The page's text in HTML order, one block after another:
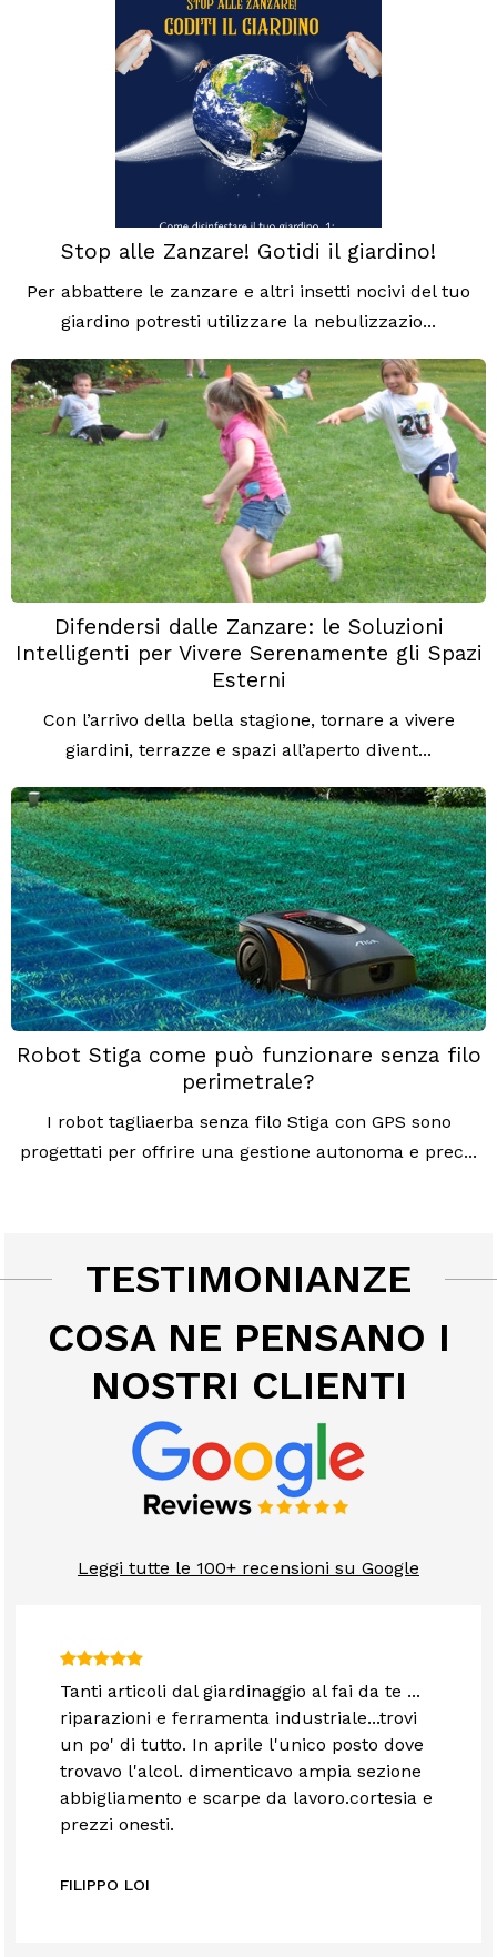
Stop alle Zanzare! Gotidi il giardino!
Per abbattere le zanzare e altri insetti nocivi del tuo
giardino potresti utilizzare la nebulizzazio...
Difendersi dalle Zanzare: le Soluzioni
Intelligenti per Vivere Serenamente gli Spazi
Esterni
Con l’arrivo della bella stagione, tornare a vivere
giardini, terrazze e spazi all’aperto divent...
Robot Stiga come può funzionare senza filo
perimetrale?
I robot tagliaerba senza filo Stiga con GPS sono
progettati per offrire una gestione autonoma e prec...
TESTIMONIANZE
COSA NE PENSANO I
NOSTRI CLIENTI
Leggi tutte le 100+ recensioni su Google
Tanti articoli dal giardinaggio al fai da te ...
riparazioni e ferramenta industriale...trovi
un po' di tutto. In aprile l'unico posto dove
trovavo l'alcol. dimenticavo ampia sezione
abbigliamento e scarpe da lavoro.cortesia e
prezzi onesti.
FILIPPO LOI